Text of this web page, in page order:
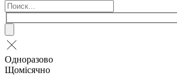
Одноразово
Щомісячно